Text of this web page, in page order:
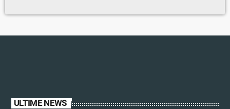
ULTIME NEWS